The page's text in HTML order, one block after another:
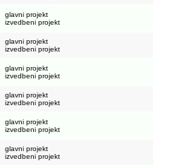
glavni projekt
izvedbeni projekt
glavni projekt
izvedbeni projekt
glavni projekt
izvedbeni projekt
glavni projekt
izvedbeni projekt
glavni projekt
izvedbeni projekt
glavni projekt
izvedbeni projekt